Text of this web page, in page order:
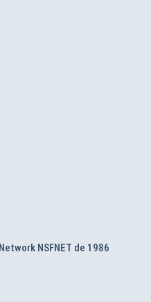
NSFNET de 1986